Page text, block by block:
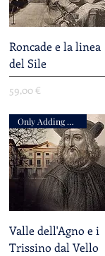
Roncade e la linea
del Sile
Prezzo
59,00 €
Only Adding Accompaniment
Valle dell'Agno e i
Trissino dal Vello